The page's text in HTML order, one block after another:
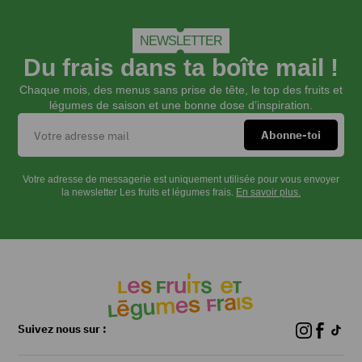
NEWSLETTER
Du frais dans ta boîte mail !
Chaque mois, des menus sans prise de tête, le top des fruits et
légumes de saison et une bonne dose d’inspiration.
Votre adresse de messagerie est uniquement utilisée pour vous envoyer
la newsletter Les fruits et légumes frais. En savoir plus.
Suivez nous sur :